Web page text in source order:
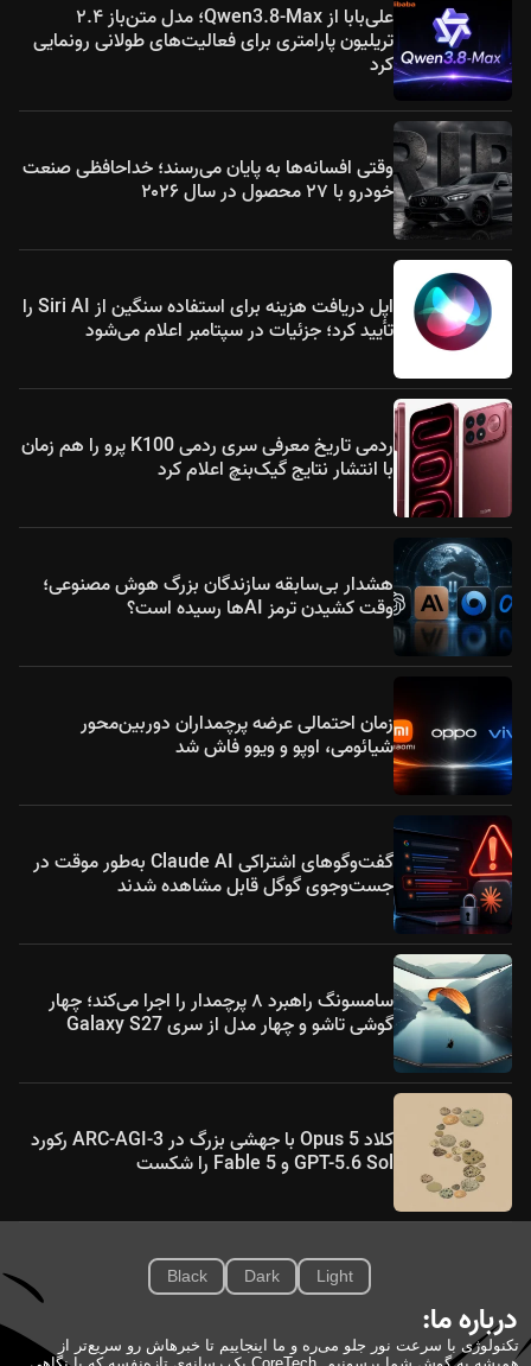
علی‌بابا از Qwen3.8-Max؛ مدل متن‌باز ۲.۴
تریلیون پارامتری برای فعالیت‌های طولانی رونمایی
کرد
وقتی افسانه‌ها به پایان می‌رسند؛ خداحافظی صنعت
خودرو با ۲۷ محصول در سال ۲۰۲۶
اپل دریافت هزینه برای استفاده سنگین از Siri AI را
تأیید کرد؛ جزئیات در سپتامبر اعلام می‌شود
ردمی تاریخ معرفی سری ردمی K100 پرو را هم زمان
با انتشار نتایج گیک‌بنچ اعلام کرد
هشدار بی‌سابقه سازندگان بزرگ هوش مصنوعی؛
وقت کشیدن ترمز AIها رسیده است؟
زمان احتمالی عرضه پرچمداران دوربین‌محور
شیائومی، اوپو و ویوو فاش شد
گفت‌وگوهای اشتراکی Claude AI به‌طور موقت در
جست‌وجوی گوگل قابل مشاهده شدند
سامسونگ راهبرد ۸ پرچمدار را اجرا می‌کند؛ چهار
گوشی تاشو و چهار مدل از سری Galaxy S27
کلاد Opus 5 با جهشی بزرگ در ARC-AGI-3 رکورد
GPT-5.6 Sol و Fable 5 را شکست
Light
Dark
Black
درباره ما:
تکنولوژی با سرعت نور جلو می‌ره و ما اینجاییم تا خبرهاش رو سریع‌تر از